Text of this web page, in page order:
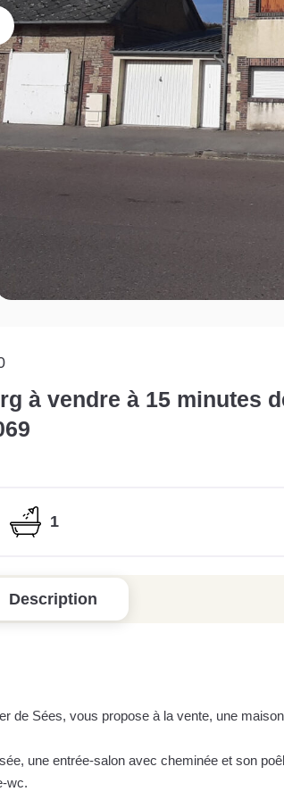
à vendre à 15 minutes
1
Description
de Sées, vous propose à la vente, une
une entrée-salon avec cheminée et son
wc.